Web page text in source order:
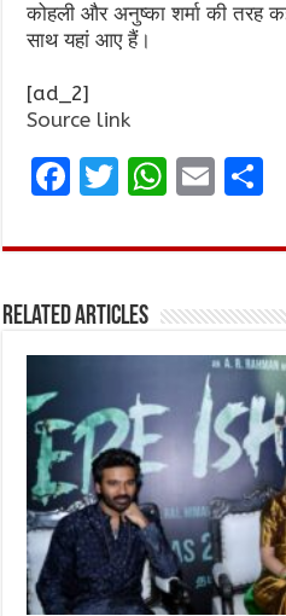
कोहली और अनुष्का शर्मा की तरह
साथ यहां आए हैं।
[ad_2]
Source link
F
ce
o
o
k
T
it
r
W
at
A
p
p
E
ai
Related Articles